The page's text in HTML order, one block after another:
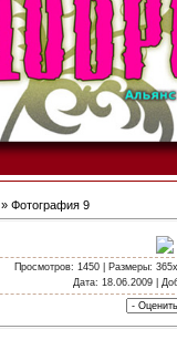
» Фотография 9
Просмотров: 1450 | Размеры:
Дата: 18.06.2009 |